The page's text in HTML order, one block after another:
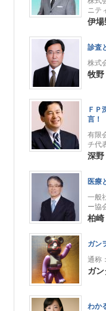
ニテ
伊場
診査
株式
牧野
ＦＰ
言！
有限
チ代
深野
医療
一般
ー協
柏崎
ガン
通称
ガ
わか